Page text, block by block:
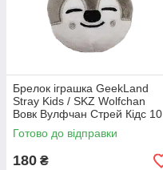
Брелок іграшка GeekLand
Stray Kids / SKZ Wolfchan
Вовк Вулфчан Стрей Кідс 10
см G SKZ04
Готово до відправки
180 ₴